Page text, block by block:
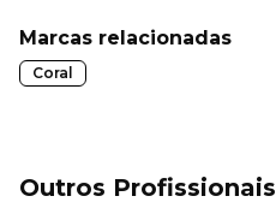
Marcas relacionadas
Coral
Outros Profissionais